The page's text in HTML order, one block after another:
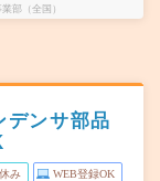
部（全国）
デンサ部品
み WEB登録OK